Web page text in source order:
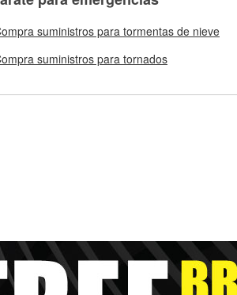
suministros para tormentas de nieve
suministros para tornados